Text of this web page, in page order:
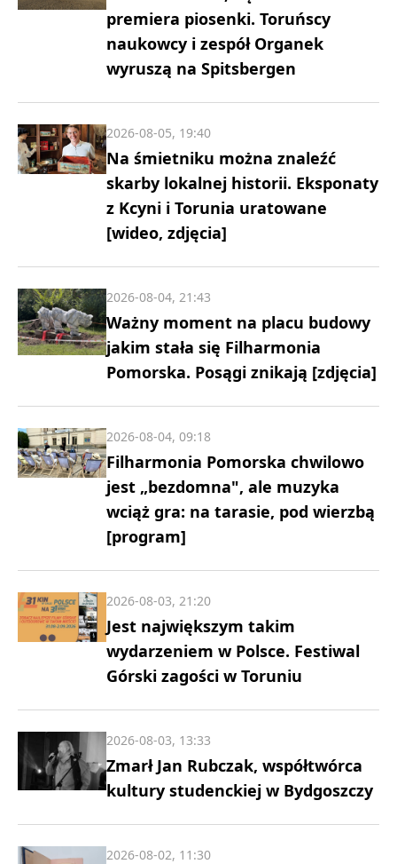
premiera piosenki. Toruńscy
naukowcy i zespół Organek
wyruszą na Spitsbergen
Na śmietniku można znaleźć
skarby lokalnej historii. Eksponaty
z Kcyni i Torunia uratowane
[wideo, zdjęcia]
2026-08-05, 19:40
Ważny moment na placu budowy
jakim stała się Filharmonia
Pomorska. Posągi znikają [zdjęcia]
2026-08-04, 21:43
Filharmonia Pomorska chwilowo
jest „bezdomna", ale muzyka
wciąż gra: na tarasie, pod wierzbą
[program]
2026-08-04, 09:18
Jest największym takim
wydarzeniem w Polsce. Festiwal
Górski zagości w Toruniu
2026-08-03, 21:20
Zmarł Jan Rubczak, współtwórca
kultury studenckiej w Bydgoszczy
2026-08-03, 13:33
2026-08-02, 11:30